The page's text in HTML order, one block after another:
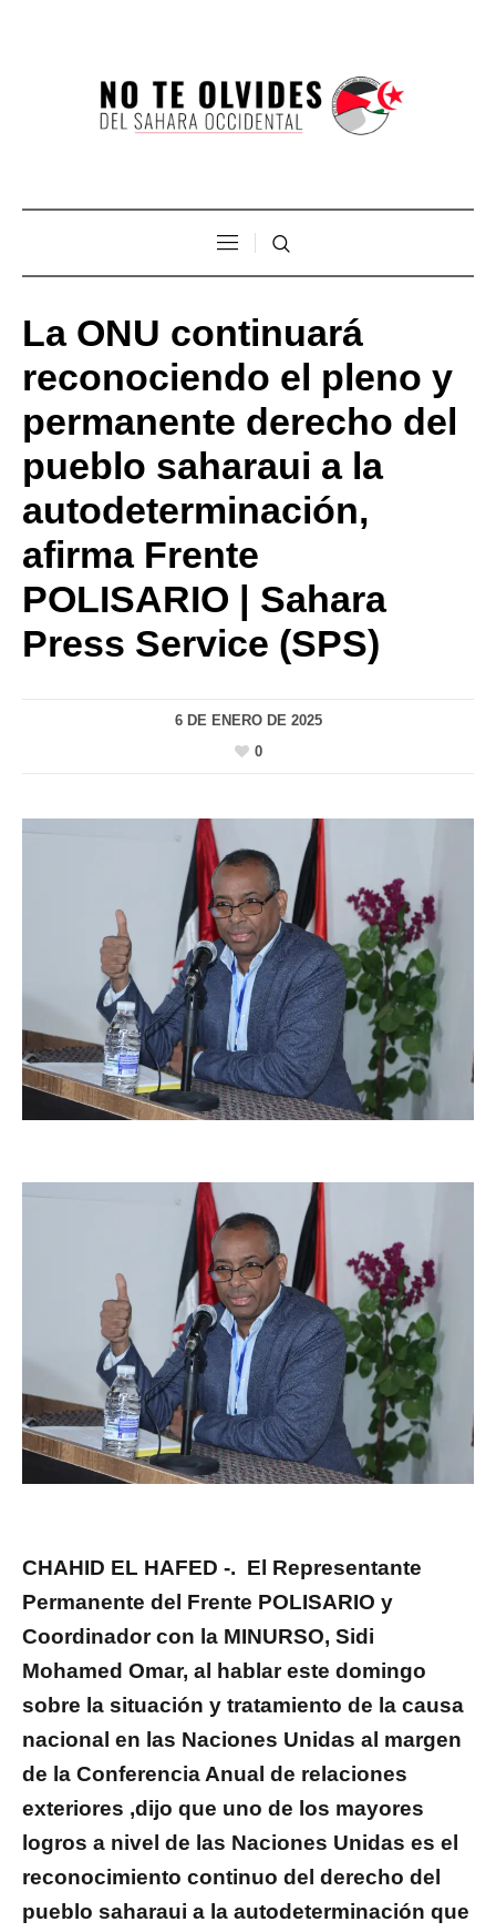
La ONU continuará
reconociendo el pleno y
permanente derecho del
pueblo saharaui a la
autodeterminación,
afirma Frente
POLISARIO | Sahara
Press Service (SPS)
6 DE ENERO DE 2025
0
CHAHID EL HAFED -. El Representante
Permanente del Frente POLISARIO y
Coordinador con la MINURSO, Sidi
Mohamed Omar, al hablar este domingo
sobre la situación y tratamiento de la causa
nacional en las Naciones Unidas al margen
de la Conferencia Anual de relaciones
exteriores ,dijo que uno de los mayores
logros a nivel de las Naciones Unidas es el
reconocimiento continuo del derecho del
pueblo saharaui a la autodeterminación que